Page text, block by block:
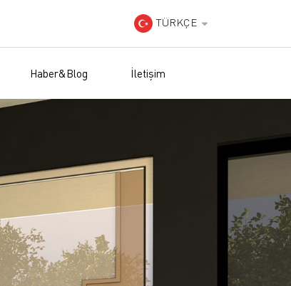
TÜRKÇE
Haber&Blog İletişim